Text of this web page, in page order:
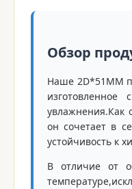
Обзор
Наше 2D*51MM
увлажнения.Как
он сочетает в
устойчивость к
В отличие от